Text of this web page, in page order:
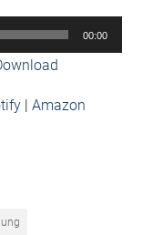
00:00
| Amazon